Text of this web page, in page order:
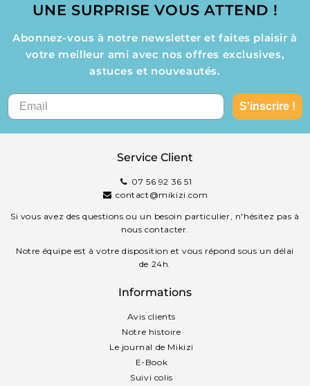
UNE SURPRISE VOUS ATTEND !
Abonnez-vous à notre newsletter et faites plaisir à
votre meilleur ami avec nos offres exclusives,
astuces et nouveautés.
S'inscrire !
Service Client
07 56 92 36 51
contact@mikizi.com
Si vous avez des questions ou un besoin particulier, n'hésitez pas à
nous contacter.
Notre équipe est à votre disposition et vous répond sous un délai
de 24h.
Informations
Avis clients
Notre histoire
Le journal de Mikizi
E-Book
Suivi colis